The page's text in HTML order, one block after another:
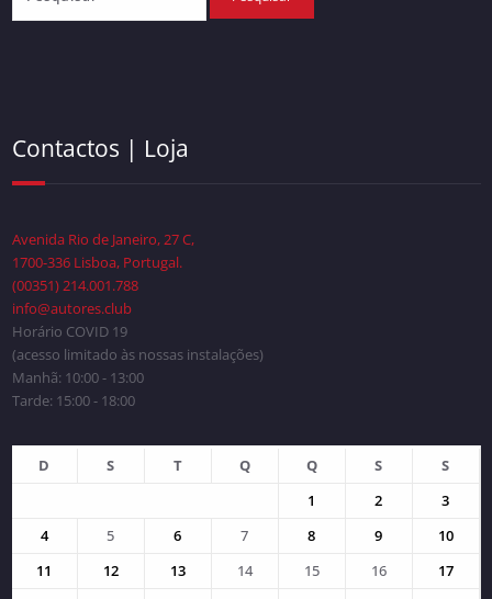
Contactos | Loja
Avenida Rio de Janeiro, 27 C,
1700-336 Lisboa, Portugal.
(00351) 214.001.788
info@autores.club
Horário COVID 19
(acesso limitado às nossas instalações)
Manhã: 10:00 - 13:00
Tarde: 15:00 - 18:00
D S T Q Q S
S
1
2
3
4
5 6 7 8 9
10
11
12 13 14 15 16
17